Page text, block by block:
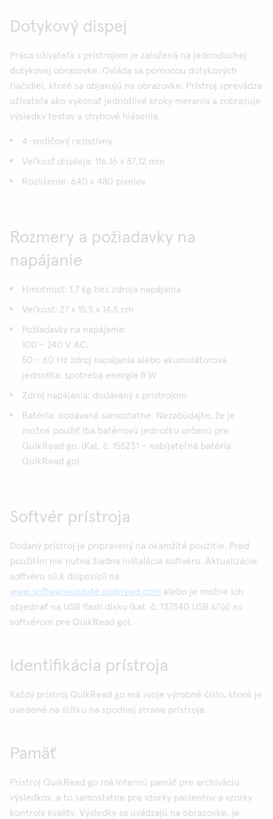
Dotykový dispej
Práca užívateľa s prístrojom je založená na jednoduchej
dotykovej obrazovke. Ovláda sa pomocou dotykových
tlačidiel, ktoré sa objavujú na obrazovke. Prístroj sprevádza
užívateľa ako vykonať jednotlivé kroky merania a zobrazuje
výsledky testov a chybové hlásenia.
4-vodičový rezistívny
Veľkosť displeja: 116,16 x 87,12 mm
Rozlíšenie: 640 x 480 pixelov
Rozmery a požiadavky na
napájanie
Hmotnosť: 1,7 kg bez zdroja napájania
Veľkosť: 27 x 15,5 x 14,5 cm
Požiadavky na napájanie:
100 - 240 V AC,
50 - 60 Hz zdroj napájania alebo akumulátorová
jednotka, spotreba energie 8 W
Zdroj napájania: dodávaný s prístrojom
Batéria: dodávaná samostatne. Nezabúdajte, že je
možné použiť iba batériovú jednotku určenú pre
QuikRead go. (Kat. č. 155231 – nabíjateľná batéria
QuikRead go).
Softvér prístroja
Dodaný prístroj je pripravený na okamžité použitie. Pred
použitím nie nutná žiadna inštalácia softvéru. Aktualizácie
softvéru sú k dispozícii na
www.softwareupdate.quikread.com alebo je možné ich
objednať na USB flash disku (kat. č. 137540 USB kľúč so
softvérom pre QuikRead go).
Identifikácia prístroja
Každý prístroj QuikRead go má svoje výrobné číslo, ktoré je
uvedené na štítku na spodnej strane prístroja.
Pamäť
Prístroj QuikRead go má internú pamäť pre archiváciu
výsledkov, a to samostatne pre vzorky pacientov a vzorky
kontroly kvality. Výsledky sa uvádzajú na obrazovke, je